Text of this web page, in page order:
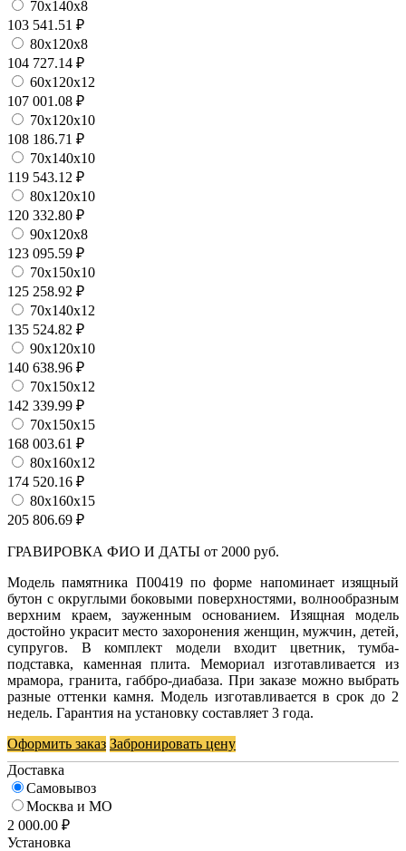
70х140х8
103 541.51 ₽
80х120х8
104 727.14 ₽
60х120х12
107 001.08 ₽
70х120х10
108 186.71 ₽
70х140х10
119 543.12 ₽
80х120х10
120 332.80 ₽
90х120х8
123 095.59 ₽
70х150х10
125 258.92 ₽
70х140х12
135 524.82 ₽
90х120х10
140 638.96 ₽
70х150х12
142 339.99 ₽
70х150х15
168 003.61 ₽
80х160х12
174 520.16 ₽
80х160х15
205 806.69 ₽
ГРАВИРОВКА ФИО И ДАТЫ от 2000 руб.
Модель памятника П00419 по форме напоминает изящный
бутон с округлыми боковыми поверхностями, волнообразным
верхним краем, зауженным основанием. Изящная модель
достойно украсит место захоронения женщин, мужчин, детей,
супругов. В комплект модели входит цветник, тумба-
подставка, каменная плита. Мемориал изготавливается из
мрамора, гранита, габбро-диабаза. При заказе можно выбрать
разные оттенки камня. Модель изготавливается в срок до 2
недель. Гарантия на установку составляет 3 года.
Оформить заказ Забронировать цену
Доставка
Самовывоз
Москва и МО
2 000.00 ₽
Установка